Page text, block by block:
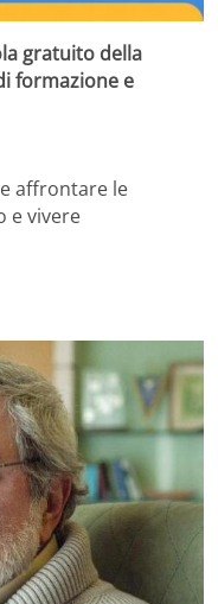
gratuito della
formazione e
affrontare le
e vivere